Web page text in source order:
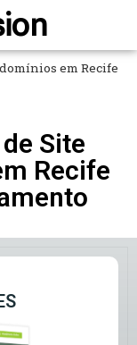
em Recife
Site
Recife